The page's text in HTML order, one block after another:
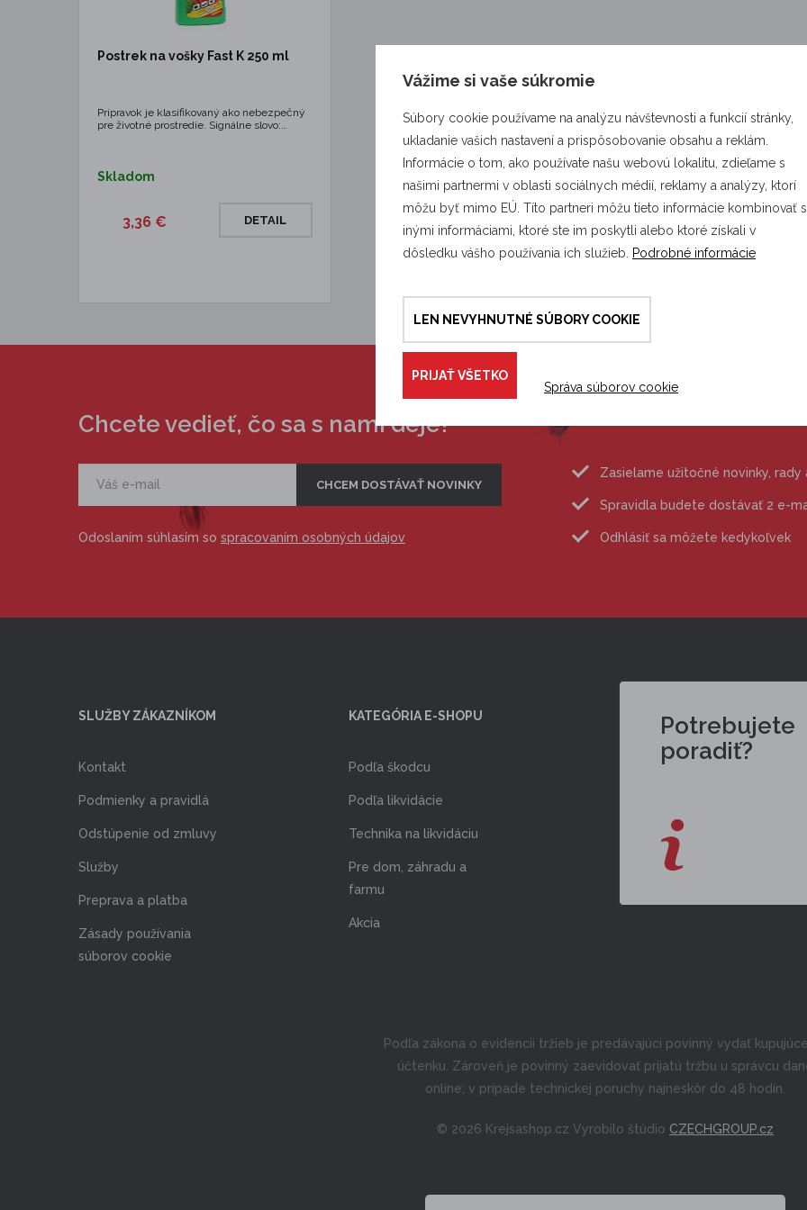
Postrek na vošky Fast K 250 ml
Prípravok je klasifikovaný ako nebezpečný
pre životné prostredie. Signálne slovo:…
Skladom
3,36 € DETAIL
Chcete vedieť, čo sa s nami deje?
Odoslaním súhlasím so spracovaním osobných údajov
Zasielame užitočné novinky, rady
Spravidla budete dostávať 2 e-
Odhlásiť sa môžete kedykoľvek
SLUŽBY ZÁKAZNÍKOM
Kontakt
Podmienky a pravidlá
Odstúpenie od zmluvy
Služby
Preprava a platba
Zásady používania
súborov cookie
KATEGÓRIA E-SHOPU
Podľa škodcu
Podľa likvidácie
Technika na likvidáciu
Pre dom, záhradu a
farmu
Akcia
Potrebujete
poradiť?
Podľa zákona o evidencii tržieb je predávajúci povinný vydať
účtenku. Zároveň je povinný zaevidovať prijatú tržbu u správcu
online; v prípade technickej poruchy najneskôr do 48 hodín.
© 2026 Krejsashop.cz Vyrobilo štúdio CZECHGROUP.cz
Vážime si vaše súkromie
Súbory cookie používame na analýzu návštevnosti a funkcií stránky,
ukladanie vašich nastavení a prispôsobovanie obsahu a reklám.
Informácie o tom, ako používate našu webovú lokalitu, zdieľame s
našimi partnermi v oblasti sociálnych médií, reklamy a analýzy, ktorí
môžu byť mimo EÚ. Títo partneri môžu tieto informácie kombinovať s
inými informáciami, ktoré ste im poskytli alebo ktoré získali v
dôsledku vášho používania ich služieb. Podrobné informácie
LEN NEVYHNUTNÉ SÚBORY COOKIE
PRIJAŤ VŠETKO
Správa súborov cookie